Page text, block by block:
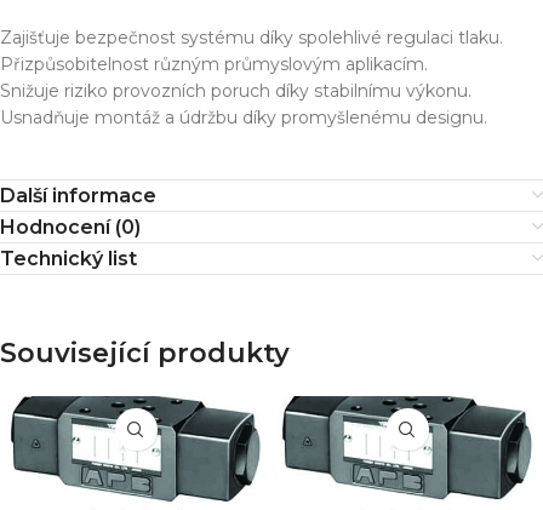
Zajišťuje bezpečnost systému díky spolehlivé regulaci tlaku.
Přizpůsobitelnost různým průmyslovým aplikacím.
Snižuje riziko provozních poruch díky stabilnímu výkonu.
Usnadňuje montáž a údržbu díky promyšlenému designu.
Další informace
Hodnocení (0)
Technický list
Související produkty